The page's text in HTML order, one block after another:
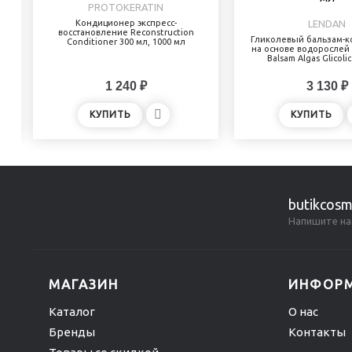
PROTOKERATIN
Кондиционер экспресс-
восстановление Reconstruction
Conditioner 300 мл, 1000 мл
1 240 ₽
КУПИТЬ
LENDAN
Гликолевый бальзам-
на основе
Balsam Algas
3 130 ₽
КУПИТЬ
Напишите
МАГАЗИН
Каталог
Бренды
О нас
Контакты